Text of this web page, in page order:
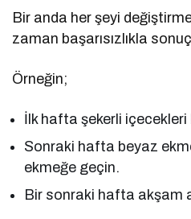
Bir anda her şeyi
zaman başarısızlıkla
Örneğin;
İlk hafta şekerli içecekleri
Sonraki hafta beyaz
ekmeğe geçin.
Bir sonraki hafta akşam